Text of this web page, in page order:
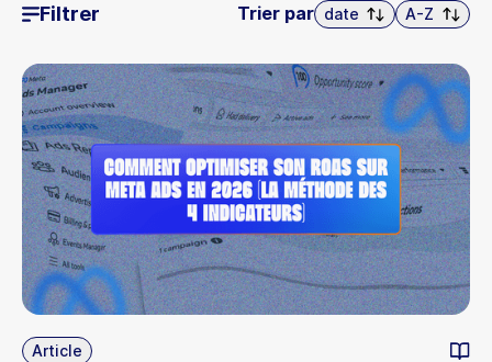
Filtrer Trier par date A-Z
Article